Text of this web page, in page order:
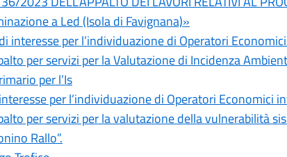
a Led (Isola di Favignana)»
interesse per l’individuazione di Operatori
per servizi per la Valutazione di Incidenza
per l’Is
per l’individuazione di Operatori Economici
per servizi per la valutazione della vulnerabilità
Rallo”.